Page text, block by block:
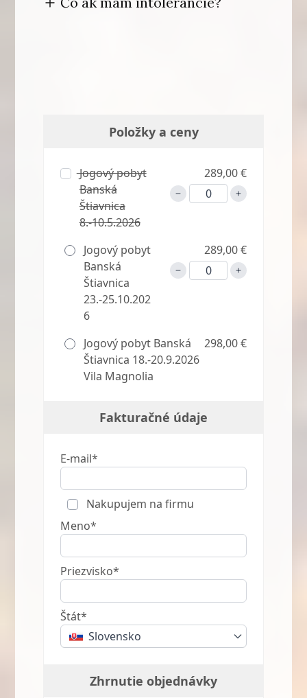
Položky a ceny
Jogový pobyt
Banská
Štiavnica
8.-10.5.2026
289,00 €
Jogový pobyt
Banská
Štiavnica
23.-25.10.202
6
289,00 €
Jogový pobyt Banská
Štiavnica 18.-20.9.2026
Vila Magnolia
298,00 €
Fakturačné údaje
E-mail*
Nakupujem na firmu
Meno*
Priezvisko*
Štát*
Slovensko
Zhrnutie objednávky